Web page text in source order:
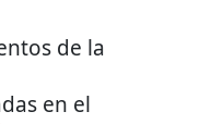
de la
en el